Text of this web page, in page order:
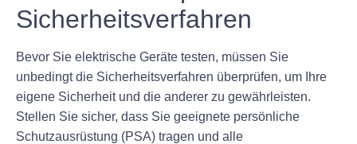
Sicherheitsverfahren
Bevor Sie elektrische Geräte testen, müssen Sie
unbedingt die Sicherheitsverfahren überprüfen, um Ihre
eigene Sicherheit und die anderer zu gewährleisten.
Stellen Sie sicher, dass Sie geeignete persönliche
Schutzausrüstung (PSA) tragen und alle